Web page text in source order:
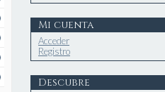
Mi cuenta
Acceder
Registro
Descubre